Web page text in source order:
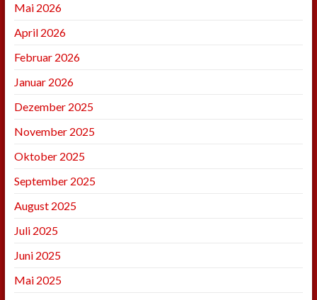
Mai 2026
April 2026
Februar 2026
Januar 2026
Dezember 2025
November 2025
Oktober 2025
September 2025
August 2025
Juli 2025
Juni 2025
Mai 2025